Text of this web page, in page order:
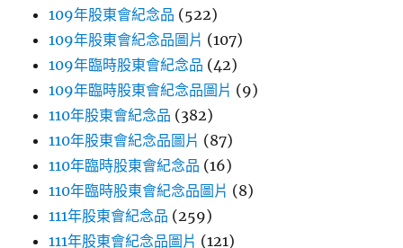
109年股東會紀念品 (522)
109年股東會紀念品圖片 (107)
109年臨時股東會紀念品 (42)
109年臨時股東會紀念品圖片 (9)
110年股東會紀念品 (382)
110年股東會紀念品圖片 (87)
110年臨時股東會紀念品 (16)
110年臨時股東會紀念品圖片 (8)
111年股東會紀念品 (259)
111年股東會紀念品圖片 (121)